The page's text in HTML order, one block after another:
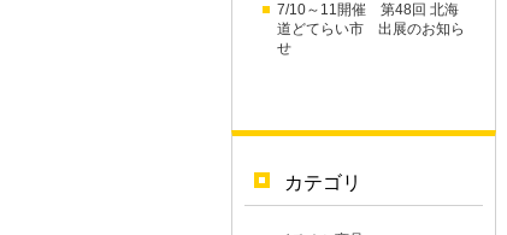
7/10～11開催 第48回 北海
道どてらい市 出展のお知ら
せ
カテゴリ